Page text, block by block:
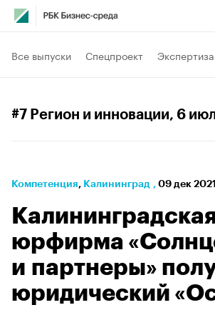
Все выпуски Спецпроект Экспертиза
#7 Регион и инновации, 6
Компетенция⁠, Калининград , 09 дек
юрфирма
и партнеры»
юридический